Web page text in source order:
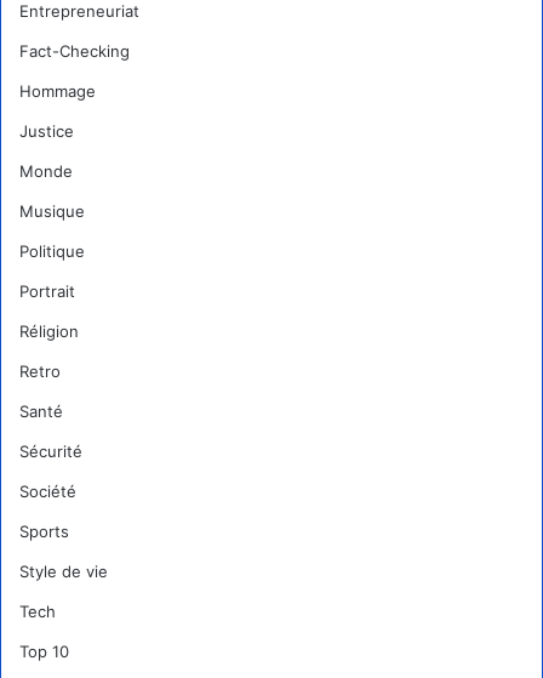
Entrepreneuriat
Fact-Checking
Hommage
Justice
Monde
Musique
Politique
Portrait
Réligion
Retro
Santé
Sécurité
Société
Sports
Style de vie
Tech
Top 10